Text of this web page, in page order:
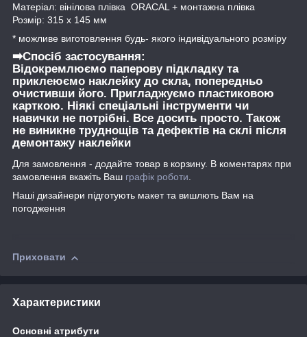
Матеріал: вінілова плівка ORACAL + монтажна плівка
Розмір: 315 х 145 мм
* можливе виготовлення будь- якого індивідуального розміру
➡️Спосіб застосування:
Відокремлюємо паперову підкладку та
приклеюємо наклейку до скла, попередньо
очистивши його. Пригладжуємо пластиковою
карткою. Ніякі спеціальні інструменти чи
навички не потрібні. Все досить просто. Також
не виникне труднощів та дефектів на склі після
демонтажу наклейки
Для замовлення - додайте товар в корзину. В коментарях при
замовлення вкажіть Ваш графік роботи
Наші дизайнери підготують макет та вишлють Вам на
погодження
Приховати
Характеристики
Основні атрибути